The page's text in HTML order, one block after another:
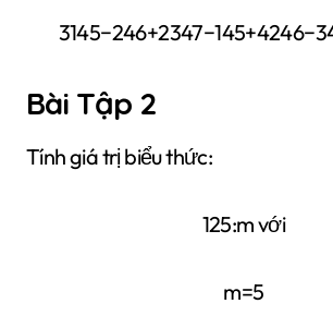
Bài Tập 2
Tính giá trị biểu thức:
125:m với
m=5